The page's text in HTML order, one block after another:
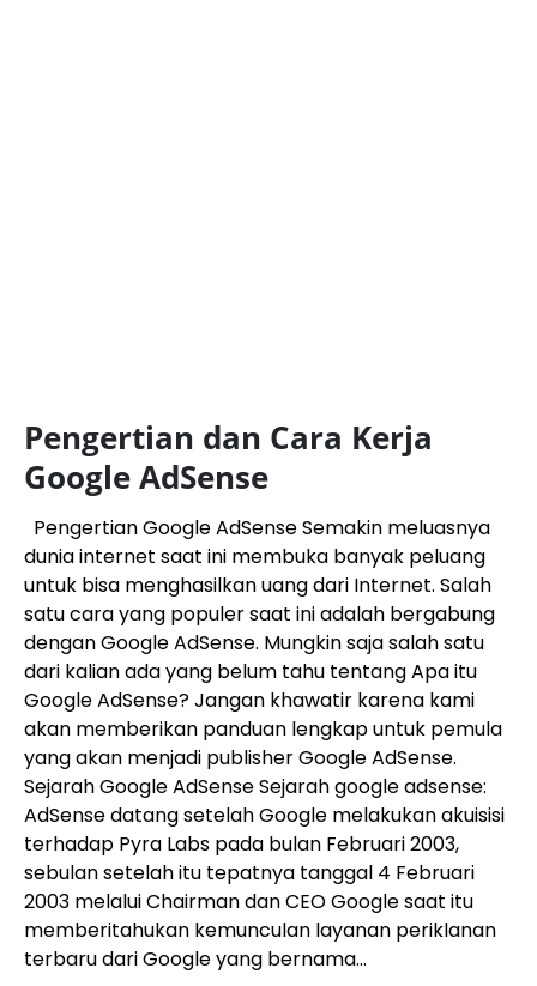
Pengertian dan Cara Kerja
Google AdSense
Pengertian Google AdSense Semakin meluasnya
dunia internet saat ini membuka banyak peluang
untuk bisa menghasilkan uang dari Internet. Salah
satu cara yang populer saat ini adalah bergabung
dengan Google AdSense. Mungkin saja salah satu
dari kalian ada yang belum tahu tentang Apa itu
Google AdSense? Jangan khawatir karena kami
akan memberikan panduan lengkap untuk pemula
yang akan menjadi publisher Google AdSense.
Sejarah Google AdSense Sejarah google adsense:
AdSense datang setelah Google melakukan akuisisi
terhadap Pyra Labs pada bulan Februari 2003,
sebulan setelah itu tepatnya tanggal 4 Februari
2003 melalui Chairman dan CEO Google saat itu
memberitahukan kemunculan layanan periklanan
terbaru dari Google yang bernama...